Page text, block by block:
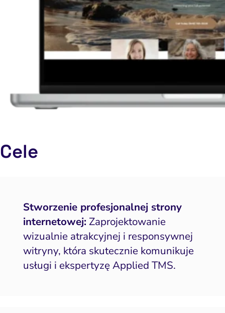
Cele
Stworzenie profesjonalnej strony
internetowej: Zaprojektowanie
wizualnie atrakcyjnej i responsywnej
witryny, która skutecznie komunikuje
usługi i ekspertyzę Applied TMS.